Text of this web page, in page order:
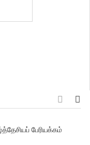
பேரியக்கம்